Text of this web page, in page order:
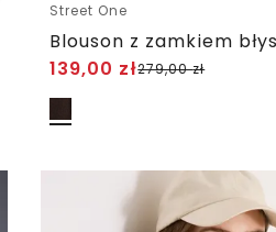
Street One
139,00 zł279,00zł